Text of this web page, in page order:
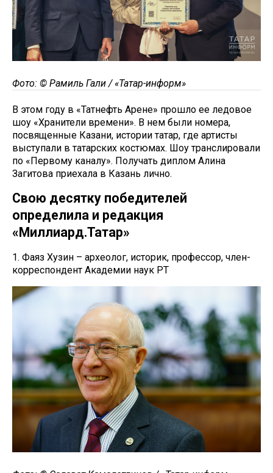
Фото: © Рамиль Гали / «Татар-информ»
В этом году в «Татнефть Арене» прошло ее ледовое
шоу «Хранители времени». В нем были номера,
посвященные Казани, истории татар, где артисты
выступали в татарских костюмах. Шоу транслировали
по «Первому каналу». Получать диплом Алина
Загитова приехала в Казань лично.
Свою десятку победителей
определила и редакция
«Миллиард.Татар»
1. Фаяз Хузин – археолог, историк, профессор, член-
корреспондент Академии наук РТ